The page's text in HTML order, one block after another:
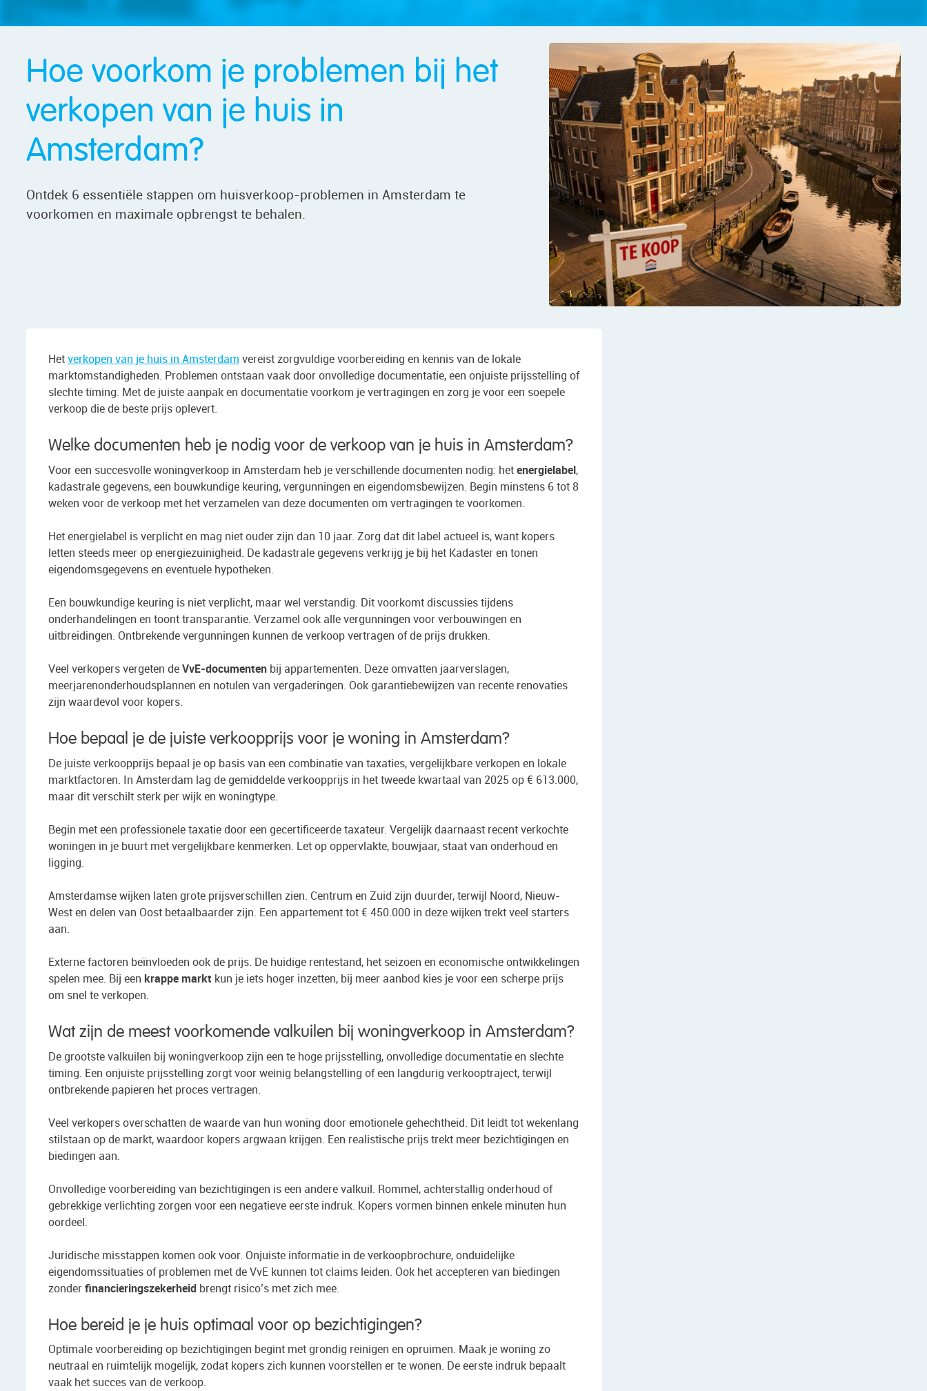
Hoe voorkom je problemen bij het
verkopen van je huis in
Amsterdam?
Ontdek 6 essentiële stappen om huisverkoop-problemen in Amsterdam te
voorkomen en maximale opbrengst te behalen.
Hetverkopen van je huis in Amsterdam vereist zorgvuldige voorbereiding en kennis van de lokale
marktomstandigheden. Problemen ontstaan vaak door onvolledige documentatie, een onjuiste prijsstelling of
slechte timing. Met de juiste aanpak en documentatie voorkom je vertragingen en zorg je voor een soepele
verkoop die de beste prijs oplevert.
Welke documenten heb je nodig voor de verkoop van je huis in Amsterdam?
Voor een succesvolle woningverkoop in Amsterdam heb je verschillende documenten nodig: hetenergielabel,
kadastrale gegevens, een bouwkundige keuring, vergunningen en eigendomsbewijzen. Begin minstens 6 tot 8
weken voor de verkoop met het verzamelen van deze documenten om vertragingen te voorkomen.
Het energielabel is verplicht en mag niet ouder zijn dan 10 jaar. Zorg dat dit label actueel is, want kopers
letten steeds meer op energiezuinigheid. De kadastrale gegevens verkrijg je bij het Kadaster en tonen
eigendomsgegevens en eventuele hypotheken.
Een bouwkundige keuring is niet verplicht, maar wel verstandig. Dit voorkomt discussies tijdens
onderhandelingen en toont transparantie. Verzamel ook alle vergunningen voor verbouwingen en
uitbreidingen. Ontbrekende vergunningen kunnen de verkoop vertragen of de prijs drukken.
Veel verkopers vergeten deVvE-documenten bij appartementen. Deze omvatten jaarverslagen,
meerjarenonderhoudsplannen en notulen van vergaderingen. Ook garantiebewijzen van recente renovaties
zijn waardevol voor kopers.
Hoe bepaal je de juiste verkoopprijs voor je woning in Amsterdam?
De juiste verkoopprijs bepaal je op basis van een combinatie van taxaties, vergelijkbare verkopen en lokale
marktfactoren. In Amsterdam lag de gemiddelde verkoopprijs in het tweede kwartaal van 2025 op € 613.000,
maar dit verschilt sterk per wijk en woningtype.
Begin met een professionele taxatie door een gecertificeerde taxateur. Vergelijk daarnaast recent verkochte
woningen in je buurt met vergelijkbare kenmerken. Let op oppervlakte, bouwjaar, staat van onderhoud en
ligging.
Amsterdamse wijken laten grote prijsverschillen zien. Centrum en Zuid zijn duurder, terwijl Noord, Nieuw-
West en delen van Oost betaalbaarder zijn. Een appartement tot € 450.000 in deze wijken trekt veel starters
aan.
Externe factoren beïnvloeden ook de prijs. De huidige rentestand, het seizoen en economische ontwikkelingen
spelen mee. Bij een krappe markt kun je iets hoger inzetten, bij meer aanbod kies je voor een scherpe prijs
om snel te verkopen.
Wat zijn de meest voorkomende valkuilen bij woningverkoop in Amsterdam?
De grootste valkuilen bij woningverkoop zijn een te hoge prijsstelling, onvolledige documentatie en slechte
timing. Een onjuiste prijsstelling zorgt voor weinig belangstelling of een langdurig verkooptraject, terwijl
ontbrekende papieren het proces vertragen.
Veel verkopers overschatten de waarde van hun woning door emotionele gehechtheid. Dit leidt tot wekenlang
stilstaan op de markt, waardoor kopers argwaan krijgen. Een realistische prijs trekt meer bezichtigingen en
biedingen aan.
Onvolledige voorbereiding van bezichtigingen is een andere valkuil. Rommel, achterstallig onderhoud of
gebrekkige verlichting zorgen voor een negatieve eerste indruk. Kopers vormen binnen enkele minuten hun
oordeel.
Juridische misstappen komen ook voor. Onjuiste informatie in de verkoopbrochure, onduidelijke
eigendomssituaties of problemen met de VvE kunnen tot claims leiden. Ook het accepteren van biedingen
zonderfinancieringszekerheid brengt risico’s met zich mee.
Hoe bereid je je huis optimaal voor op bezichtigingen?
Optimale voorbereiding op bezichtigingen begint met grondig reinigen en opruimen. Maak je woning zo
neutraal en ruimtelijk mogelijk, zodat kopers zich kunnen voorstellen er te wonen. De eerste indruk bepaalt
vaak het succes van de verkoop.